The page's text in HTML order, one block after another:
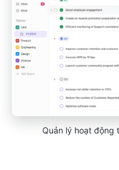
Quản lý hoạt động